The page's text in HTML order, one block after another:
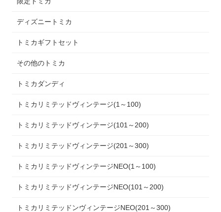
ディズニートミカ
トミカギフトセット
その他のトミカ
トミカダンディ
トミカリミテッドヴィンテージ(1～100)
トミカリミテッドヴィンテージ(101～200)
トミカリミテッドヴィンテージ(201～300)
トミカリミテッドヴィンテージNEO(1～100)
トミカリミテッドヴィンテージNEO(101～200)
トミカリミテッドンヴィンテージNEO(201～300)